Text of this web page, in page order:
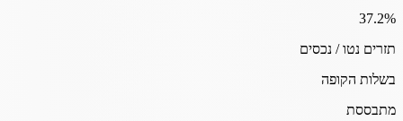
37.2%
תזרים נטו / נכסים
בשלות הקופה
מתבססת